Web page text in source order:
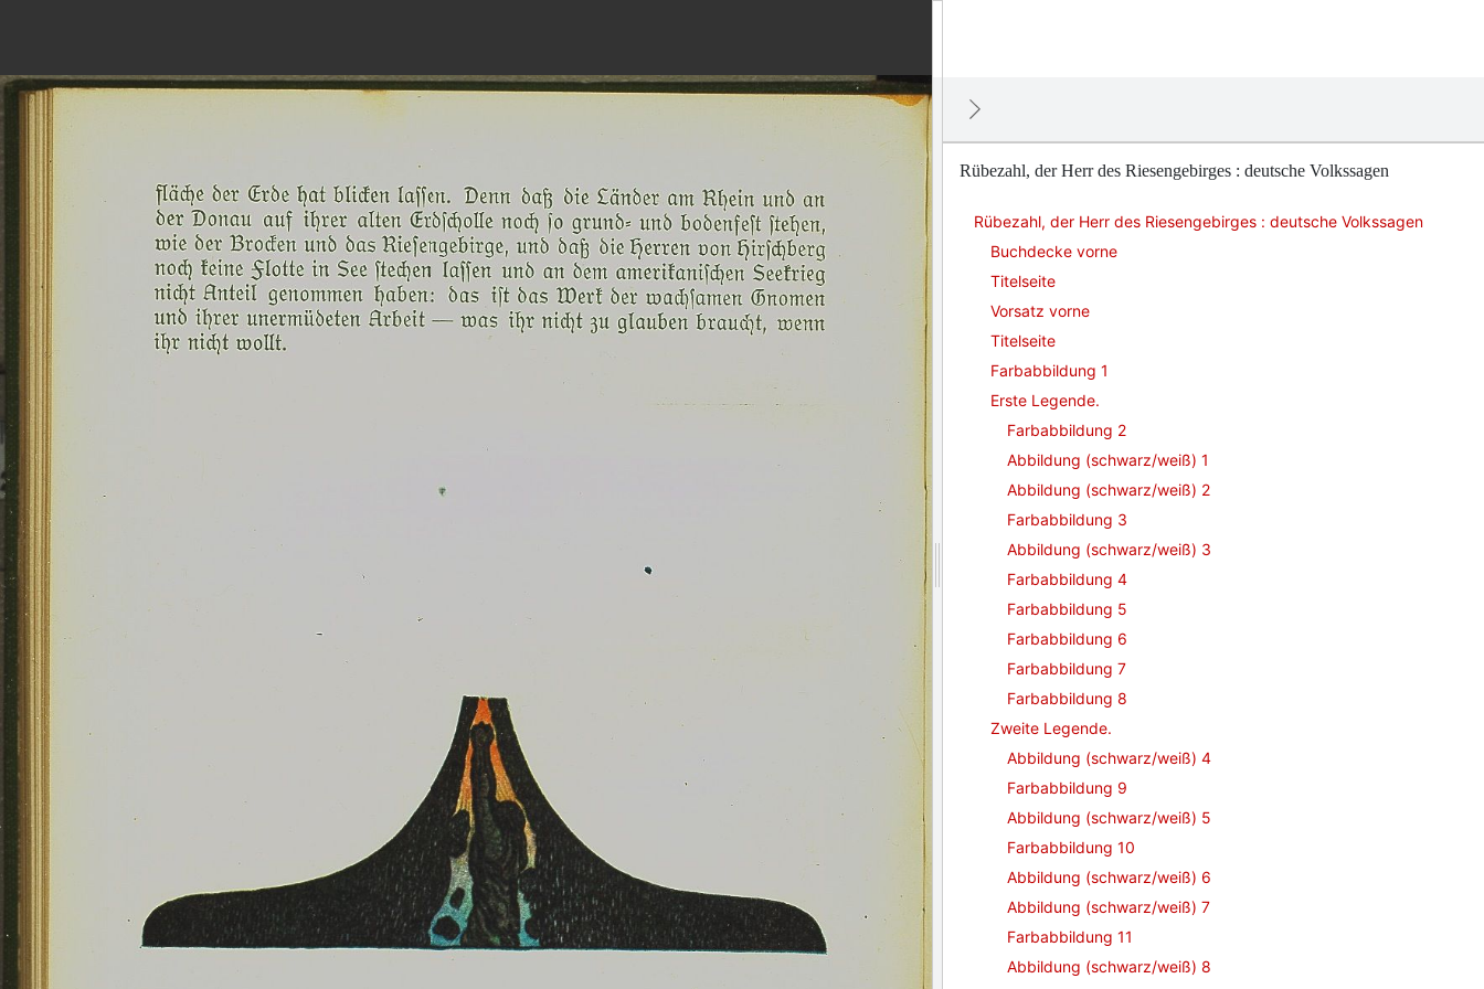
Rübezahl, der Herr des Riesengebirges : deutsche Volkssagen
Rübezahl, der Herr des Riesengebirges : deutsche Volkssagen
Buchdecke vorne
Titelseite
Vorsatz vorne
Titelseite
Farbabbildung 1
Erste Legende.
Farbabbildung 2
Abbildung (schwarz/weiß) 1
Abbildung (schwarz/weiß) 2
Farbabbildung 3
Abbildung (schwarz/weiß) 3
Farbabbildung 4
Farbabbildung 5
Farbabbildung 6
Farbabbildung 7
Farbabbildung 8
Zweite Legende.
Abbildung (schwarz/weiß) 4
Farbabbildung 9
Abbildung (schwarz/weiß) 5
Farbabbildung 10
Abbildung (schwarz/weiß) 6
Abbildung (schwarz/weiß) 7
Farbabbildung 11
Abbildung (schwarz/weiß) 8